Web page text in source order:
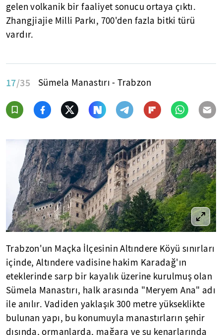
gelen volkanik bir faaliyet sonucu ortaya çıktı.
Zhangjiajie Milli Parkı, 700'den fazla bitki türü
vardır.
17/35 Sümela Manastırı - Trabzon
Trabzon'un Maçka İlçesinin Altındere Köyü sınırları
içinde, Altındere vadisine hakim Karadağ'ın
eteklerinde sarp bir kayalık üzerine kurulmuş olan
Sümela Manastırı, halk arasında "Meryem Ana" adı
ile anılır. Vadiden yaklaşık 300 metre yükseklikte
bulunan yapı, bu konumuyla manastırların şehir
dışında, ormanlarda, mağara ve su kenarlarında